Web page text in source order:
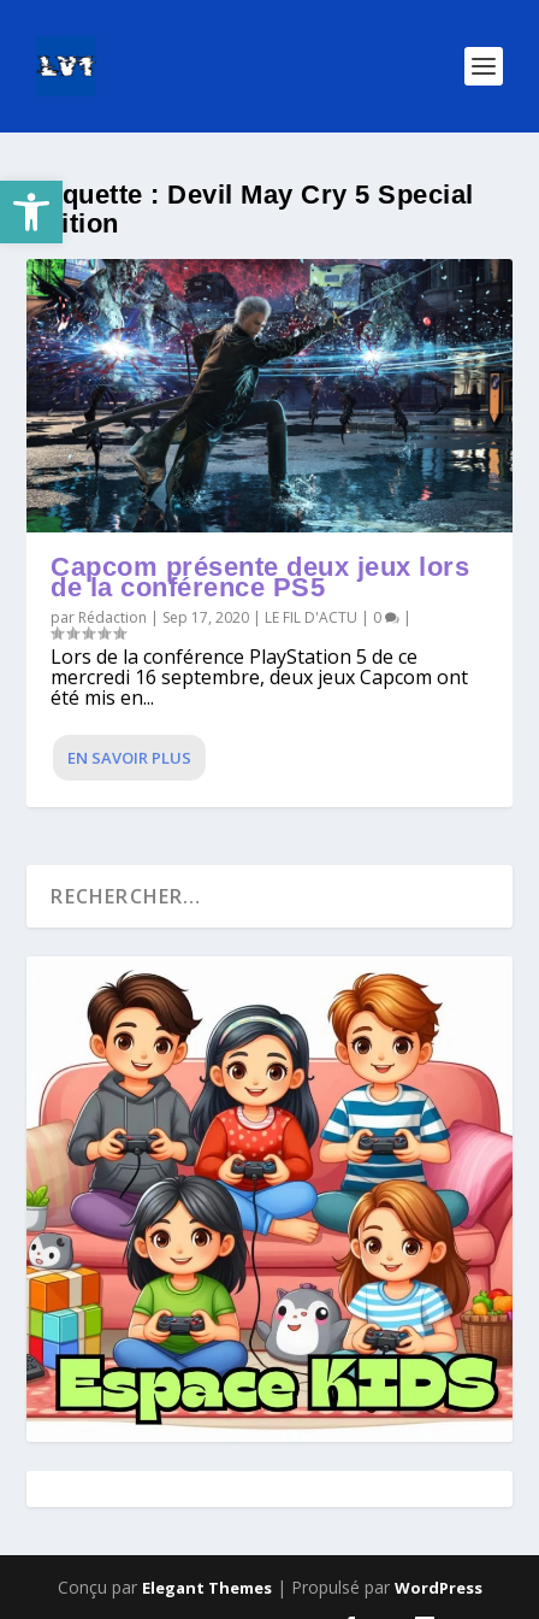
Ouvrir la barre d’outilsÉtiquette : Devil May Cry 5 Special
Edition
Capcom présente deux jeux lors
de la conférence PS5
par Rédaction | Sep 17, 2020 | LE FIL D'ACTU | 0 |
Lors de la conférence PlayStation 5 de ce
mercredi 16 septembre, deux jeux Capcom ont
été mis en...
EN SAVOIR PLUS
Conçu par Elegant Themes| Propulsé par WordPress